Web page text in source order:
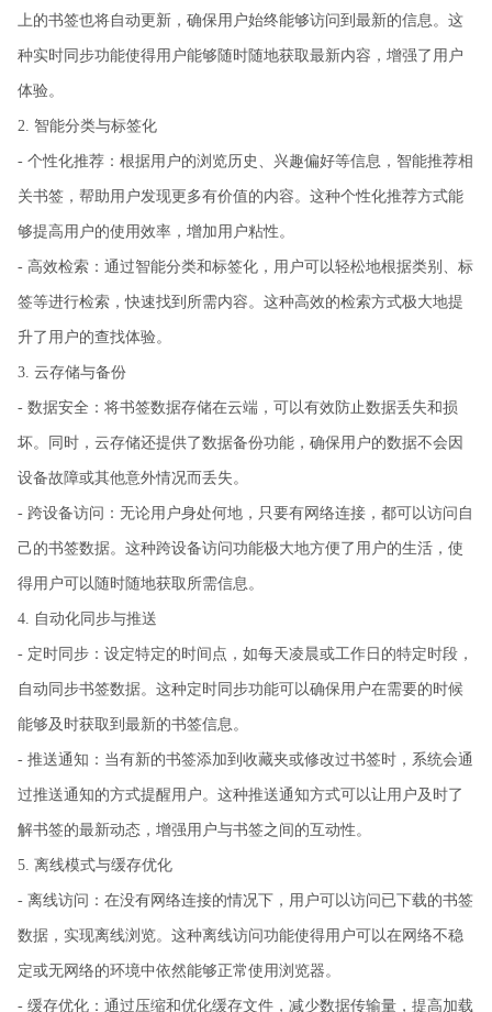
上的书签也将自动更新，确保用户始终能够访问到最新的信息。这
种实时同步功能使得用户能够随时随地获取最新内容，增强了用户
体验。
2. 智能分类与标签化
- 个性化推荐：根据用户的浏览历史、兴趣偏好等信息，智能推荐相
关书签，帮助用户发现更多有价值的内容。这种个性化推荐方式能
够提高用户的使用效率，增加用户粘性。
- 高效检索：通过智能分类和标签化，用户可以轻松地根据类别、标
签等进行检索，快速找到所需内容。这种高效的检索方式极大地提
升了用户的查找体验。
3. 云存储与备份
- 数据安全：将书签数据存储在云端，可以有效防止数据丢失和损
坏。同时，云存储还提供了数据备份功能，确保用户的数据不会因
设备故障或其他意外情况而丢失。
- 跨设备访问：无论用户身处何地，只要有网络连接，都可以访问自
己的书签数据。这种跨设备访问功能极大地方便了用户的生活，使
得用户可以随时随地获取所需信息。
4. 自动化同步与推送
- 定时同步：设定特定的时间点，如每天凌晨或工作日的特定时段，
自动同步书签数据。这种定时同步功能可以确保用户在需要的时候
能够及时获取到最新的书签信息。
- 推送通知：当有新的书签添加到收藏夹或修改过书签时，系统会通
过推送通知的方式提醒用户。这种推送通知方式可以让用户及时了
解书签的最新动态，增强用户与书签之间的互动性。
5. 离线模式与缓存优化
- 离线访问：在没有网络连接的情况下，用户可以访问已下载的书签
数据，实现离线浏览。这种离线访问功能使得用户可以在网络不稳
定或无网络的环境中依然能够正常使用浏览器。
- 缓存优化：通过压缩和优化缓存文件，减少数据传输量，提高加载